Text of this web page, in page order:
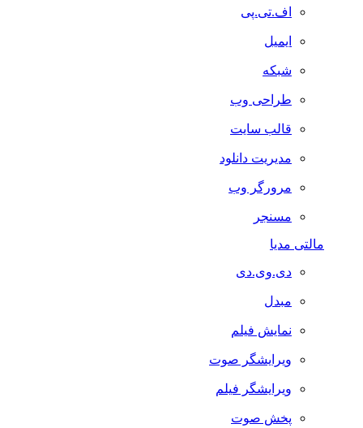
اف.تی.پی
ایمیل
شبکه
طراحی وب
قالب سایت
مدیریت دانلود
مرورگر وب
مسنجر
مالتی مدیا
دی.وی.دی
مبدل
نمایش فیلم
ویرایشگر صوت
ویرایشگر فیلم
پخش صوت